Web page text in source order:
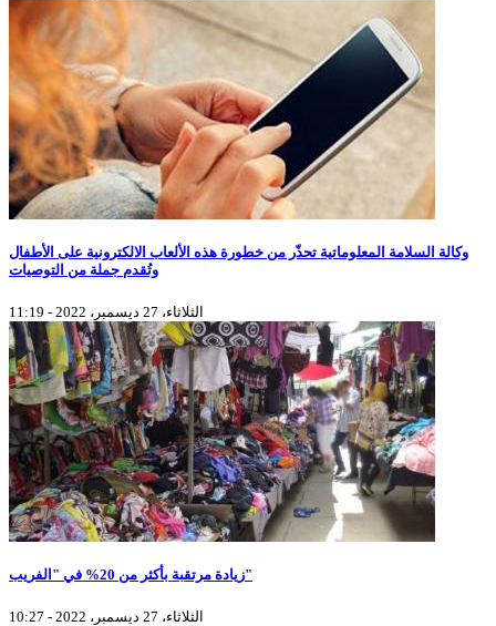
وكالة السلامة المعلوماتية تحذّر من خطورة هذه الألعاب الالكترونية على الأطفال
وتُقدم جملة من التوصيات
الثلاثاء، 27 ديسمبر، 2022 - 11:19
زيادة مرتقبة بأكثر من 20% في "الفريب"
الثلاثاء، 27 ديسمبر، 2022 - 10:27